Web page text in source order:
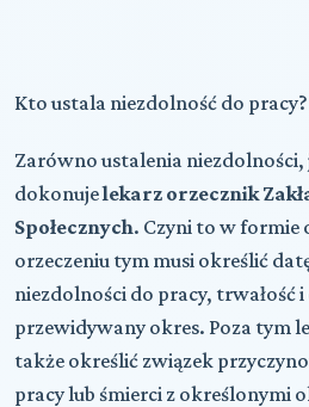
Kto ustala niezdolność do pracy?
Zarówno ustalenia niezdolności,
dokonujelekarz orzecznik
Społecznych. Czyni to w formie
orzeczeniu tym musi określić
niezdolności do pracy, trwałość
przewidywany okres. Poza tym
także określić związek
pracy lub śmierci z określonymi